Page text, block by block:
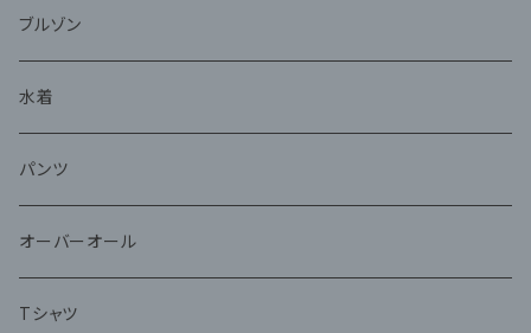
ブルゾン
水着
パンツ
オーバーオール
Tシャツ